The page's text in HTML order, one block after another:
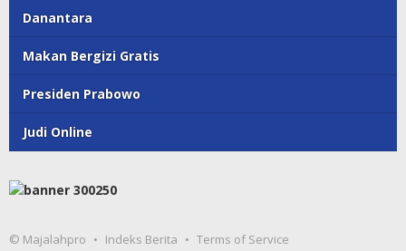
Danantara
Makan Bergizi Gratis
Presiden Prabowo
Judi Online
© Majalahpro Indeks Berita Terms of Service